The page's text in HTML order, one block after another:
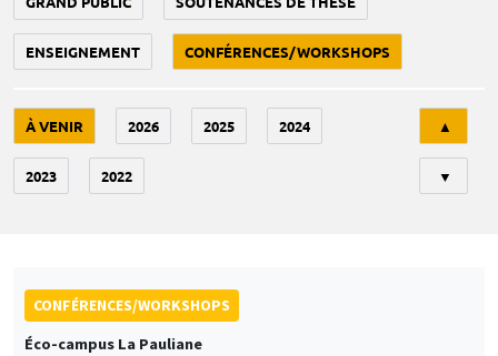
ENSEIGNEMENT CONFÉRENCES/WORKSHOPS
À VENIR 2026 2025 2024
2023 2022
▲
▼
CONFÉRENCES/WORKSHOPS
Éco-campus La Pauliane